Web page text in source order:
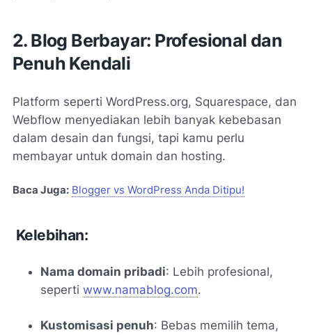
2. Blog Berbayar: Profesional dan
Penuh Kendali
Platform seperti WordPress.org, Squarespace, dan
Webflow menyediakan lebih banyak kebebasan
dalam desain dan fungsi, tapi kamu perlu
membayar untuk domain dan hosting.
Baca Juga: Blogger vs WordPress Anda Ditipu!
Kelebihan:
Nama domain pribadi: Lebih profesional,
seperti www.namablog.com.
Kustomisasi penuh: Bebas memilih tema,